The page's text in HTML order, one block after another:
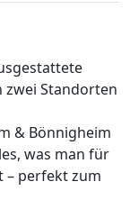
zwei Standorten
& Bönnigheim
was man für
– perfekt zum